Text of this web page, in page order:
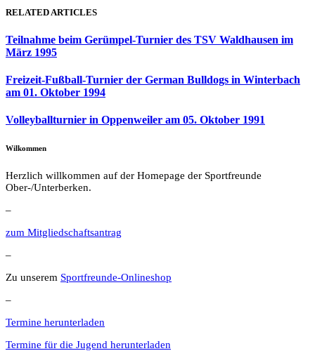
RELATED ARTICLES
Teilnahme beim Gerümpel-Turnier des TSV Waldhausen im
März 1995
Freizeit-Fußball-Turnier der German Bulldogs in Winterbach
am 01. Oktober 1994
Volleyballturnier in Oppenweiler am 05. Oktober 1991
Wilkommen
Herzlich willkommen auf der Homepage der Sportfreunde
Ober-/Unterberken.
–
zum Mitgliedschaftsantrag
–
Zu unserem Sportfreunde-Onlineshop
–
Termine herunterladen
Termine für die Jugend herunterladen